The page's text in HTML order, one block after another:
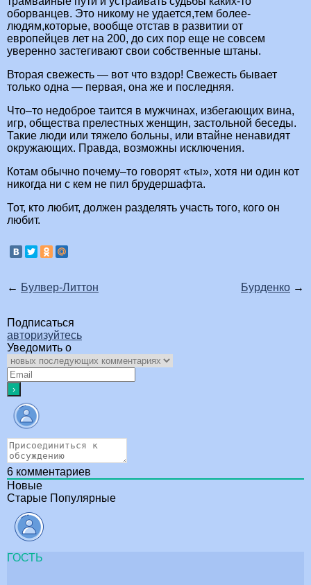
оборванцев. Это никому не удается,тем более-
людям,которые, вообще отстав в развитии от
европейцев лет на 200, до сих пор еще не совсем
уверенно застегивают свои собственные штаны.
Вторая свежесть — вот что вздор! Свежесть бывает
только одна — первая, она же и последняя.
Что–то недоброе таится в мужчинах, избегающих вина,
игр, общества прелестных женщин, застольной беседы.
Такие люди или тяжело больны, или втайне ненавидят
окружающих. Правда, возможны исключения.
Котам обычно почему–то говорят «ты», хотя ни один кот
никогда ни с кем не пил брудершафта.
Тот, кто любит, должен разделять участь того, кого он
любит.
← Булвер-Литтон Бурденко →
Подписаться
авторизуйтесь
Уведомить о
6 комментариев
Новые
Старые Популярные
ГОСТЬ